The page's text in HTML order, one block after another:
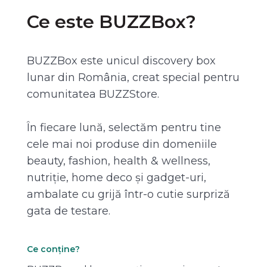
Ce este BUZZBox?
BUZZBox este unicul discovery box
lunar din România, creat special pentru
comunitatea BUZZStore.
În fiecare lună, selectăm pentru tine
cele mai noi produse din domeniile
beauty, fashion, health & wellness,
nutriție, home deco și gadget-uri,
ambalate cu grijă într-o cutie surpriză
gata de testare.
Ce conține?